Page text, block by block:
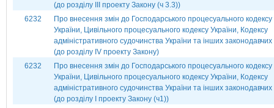
(до розділу ІІІ проекту Закону (ч 3.3))
6232
Про внесення змін до Господарського процесуального кодексу
України, Цивільного процесуального кодексу України, Кодексу
адміністративного судочинства України та інших законодавчих
(до розділу ІV проекту Закону)
6232
Про внесення змін до Господарського процесуального кодексу
України, Цивільного процесуального кодексу України, Кодексу
адміністративного судочинства України та інших законодавчих
(до розділу І проекту Закону (ч1))